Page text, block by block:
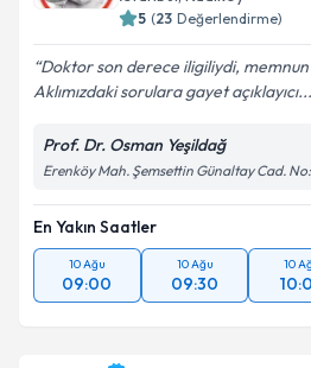
5 (23 Değerlendirme)
Doktor son derece iligiliydi, memnun
Aklımızdaki sorulara gayet açıklayıcı...
Prof. Dr. Osman Yeşildağ
Erenköy Mah. Şemsettin Günaltay Cad.
En Yakın Saatler
10 Ağu
09:00
10 Ağu
09:30
10